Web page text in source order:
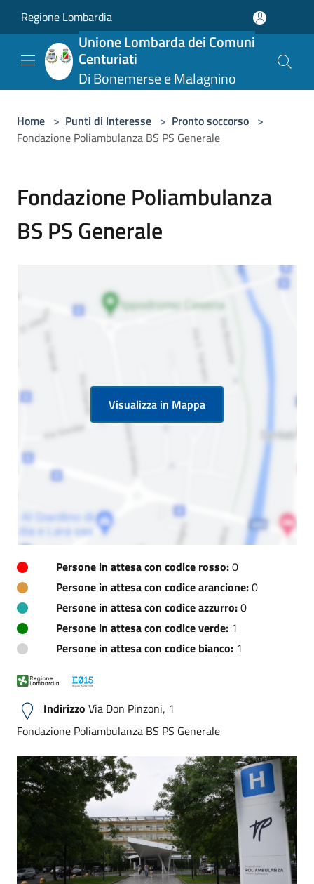
Regione Lombardia
Unione Lombarda dei Comuni
Centuriati
Di Bonemerse e Malagnino
Home > Punti di Interesse > Pronto soccorso >
Fondazione Poliambulanza BS PS Generale
Fondazione Poliambulanza
BS PS Generale
Visualizza in Mappa
Persone in attesa con codice rosso:0
Persone in attesa con codice arancione:0
Persone in attesa con codice azzurro:0
Persone in attesa con codice verde: 1
Persone in attesa con codice bianco: 1
Indirizzo Via Don Pinzoni, 1
Fondazione Poliambulanza BS PS Generale